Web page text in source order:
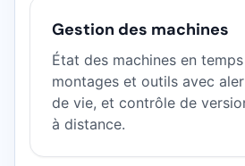
Gestion des machines
État des machines en
montages et outils avec
de vie, et contrôle de
à distance.